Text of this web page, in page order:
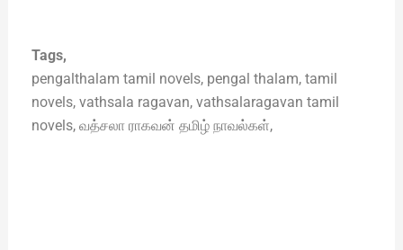
Tags,
pengalthalam tamil novels, pengal thalam, tamil
novels, vathsala ragavan, vathsalaragavan tamil
novels, வத்சலா ராகவன் தமிழ் நாவல்கள்,